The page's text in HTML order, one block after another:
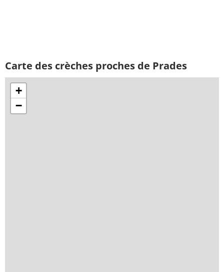
Carte des crèches proches de Prades
+
−